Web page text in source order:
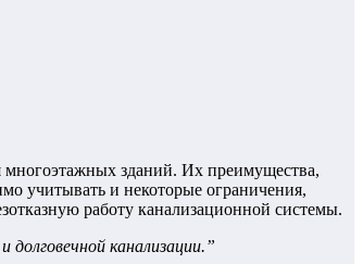
многоэтажных зданий. Их преимущества,
учитывать и некоторые ограничения,
работу канализационной системы.
канализации.”